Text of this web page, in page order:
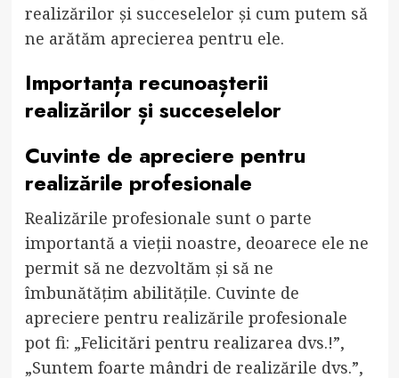
realizărilor și succeselelor și cum putem să
ne arătăm aprecierea pentru ele.
Importanța recunoașterii
realizărilor și succeselelor
Cuvinte de apreciere pentru
realizările profesionale
Realizările profesionale sunt o parte
importantă a vieții noastre, deoarece ele ne
permit să ne dezvoltăm și să ne
îmbunătățim abilitățile. Cuvinte de
apreciere pentru realizările profesionale
pot fi: „Felicitări pentru realizarea dvs.!”,
„Suntem foarte mândri de realizările dvs.”,